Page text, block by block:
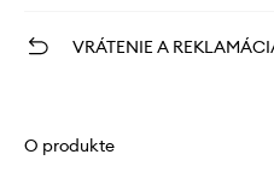
VRÁTENIE A
O produkte